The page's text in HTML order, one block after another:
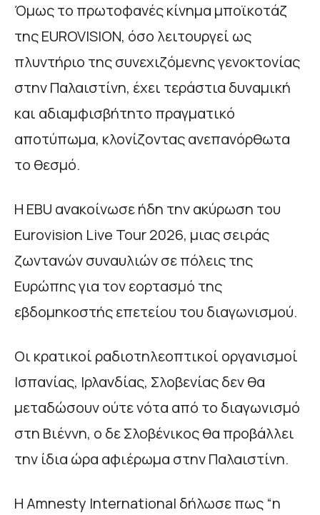
Όμως το πρωτοφανές κίνημα μποϊκοτάζ
της EUROVISION, όσο λειτουργεί ως
πλυντήριο της συνεχιζόμενης γενοκτονίας
στην Παλαιστίνη, έχει τεράστια δυναμική
και αδιαμφισβήτητο πραγματικό
αποτύπωμα, κλονίζοντας ανεπανόρθωτα
το θεσμό.
Η EBU ανακοίνωσε ήδη την ακύρωση του
Eurovision Live Tour 2026, μιας σειράς
ζωντανών συναυλιών σε πόλεις της
Ευρώπης για τον εορτασμό της
εβδομηκοστής επετείου του διαγωνισμού.
Οι κρατικοί ραδιοτηλεοπτικοί οργανισμοί
Ισπανίας, Ιρλανδίας, Σλοβενίας δεν θα
μεταδώσουν ούτε νότα από το διαγωνισμό
στη Βιέννη, o δε Σλοβένικος θα προβάλλει
την ίδια ώρα αφιέρωμα στην Παλαιστίνη.
Η Amnesty International δήλωσε πως “η